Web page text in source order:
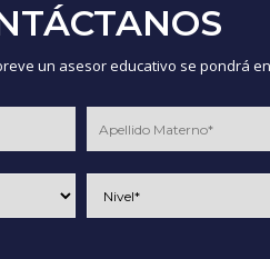
un asesor educativo se pondrá